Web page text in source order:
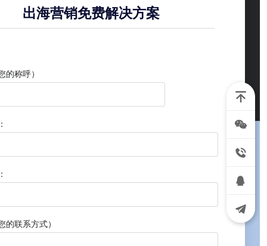
出海营销免费解决方案
的称呼）
的联系方式）